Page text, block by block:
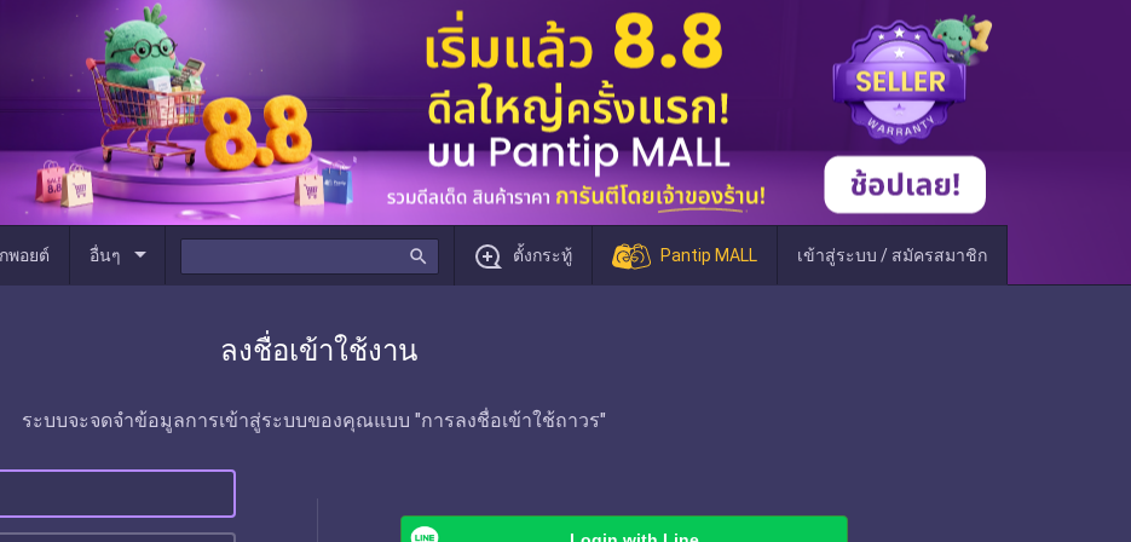
พอยต์ อื่นๆ arrow_drop_down search ตั้งกระทู้ Pantip MALL เข้าสู่ระบบ / สมัครสมาชิก
ลงชื่อเข้าใช้งาน
ระบบจะจดจำข้อมูลการเข้าสู่ระบบของคุณแบบ "การลงชื่อเข้าใช้ถาวร"